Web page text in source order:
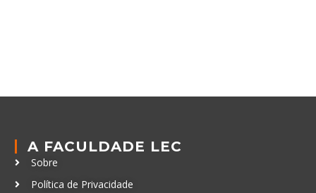
A FACULDADE LEC
Sobre
Política de Privacidade